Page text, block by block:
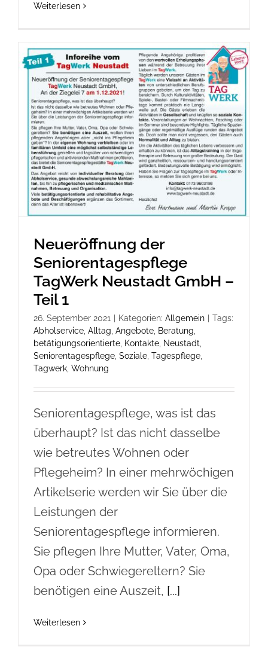
Weiterlesen
Neueröffnung der
Seniorentagespflege
TagWerk Neustadt GmbH –
Teil 1
26. September 2021 Kategorien: Allgemein
Tags:
Abholservice, Alltag, Angebote, Beratung,
betätigungsorientierte, Kontakte, Neustadt,
Seniorentagespflege, Soziale, Tagespflege,
Tagwerk, Wohnung
Seniorentagespflege, was ist das
überhaupt? Ist das nicht dasselbe
wie betreutes Wohnen oder
Pflegeheim? In einer mehrwöchigen
Artikelserie werden wir Sie über die
Leistungen der
Seniorentagespflege informieren.
Sie pflegen Ihre Mutter, Vater, Oma,
Opa oder Schwiegereltern? Sie
benötigen eine Auszeit, [...]
Weiterlesen